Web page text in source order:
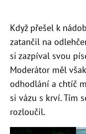
Když přešel k
zatančil na
si zazpíval svou
Moderátor měl
odhodlání a chtíč
si vázu s krví. Tím
rozloučil.